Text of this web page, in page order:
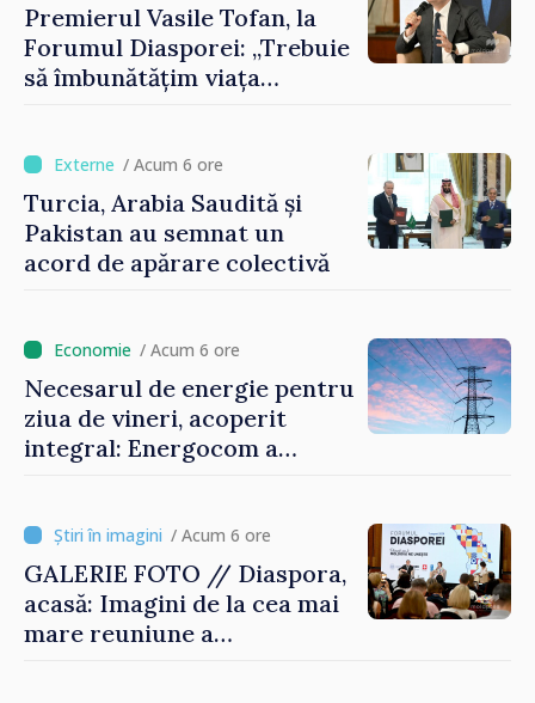
Premierul Vasile Tofan, la
Forumul Diasporei: „Trebuie
să îmbunătățim viața
/ Acum 6 ore
Turcia, Arabia Saudită și
Pakistan au semnat un
acord de apărare colectivă
/ Acum 6 ore
Necesarul de energie pentru
ziua de vineri, acoperit
integral: Energocom a
/ Acum 6 ore
GALERIE FOTO // Diaspora,
acasă: Imagini de la cea mai
mare reuniune a